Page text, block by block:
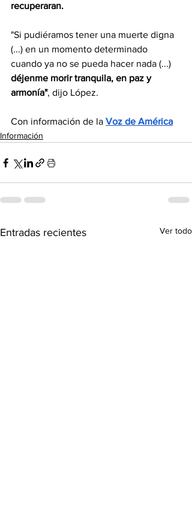
recuperaran.
"Si pudiéramos tener una muerte digna
(...) en un momento determinado
cuando ya no se pueda hacer nada (...)
déjenme morir tranquila, en paz y
armonía", dijo López.
Con información de la Voz de América
Información
Entradas recientes Ver todo